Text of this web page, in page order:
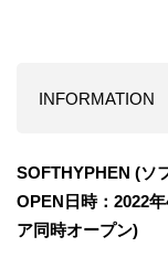
INFORMATION
SOFTHYPHEN (
OPEN日時：2022
ア同時オープン)